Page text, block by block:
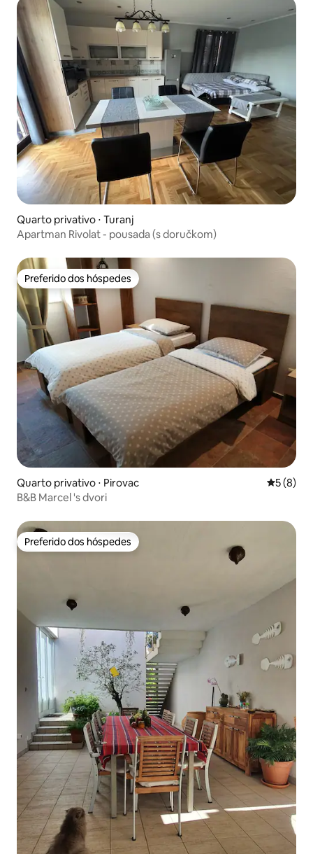
Quarto privativo ⋅ Turanj
Apartman Rivolat - pousada (s doručkom)
Preferido dos hóspedes
Preferido dos hóspedes
Quarto privativo ⋅ Pirovac 5 de
5 (8)
B&B Marcel 's dvori
Preferido dos hóspedes
Preferido dos hóspedes